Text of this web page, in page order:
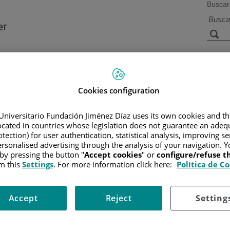
Buscar
Instalaciones y
tecnología
/INFORMACIÓN Y SOPORTE AL PACIENTE/TIPOS DE
Cookies configuration
Fundación Jiménez Díaz uses its own cookies and
in countries whose legislation does not guarantee an
for user authentication, statistical analysis, improving
advertising through the analysis of your navigation.
pressing the button "Accept cookies" or configure/refuse
thisSettings. For more information click here: Política de
Reject
Accept